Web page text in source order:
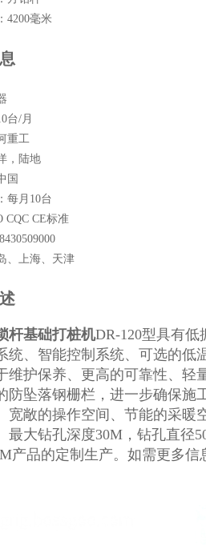
4200毫米
台/月
重工
，陆地
国
每月10台
CQC CE标准
8430509000
、上海、天津
杆基础打桩机DR-120型具有低
统、智能控制系统、可选的低
维护保养、更高的可靠性、轻
防坠落钢栅栏，进一步确保施
宽敞的操作空间、节能的采暖
最大钻孔深度30M，钻孔直径
产品的定制生产。如需更多信